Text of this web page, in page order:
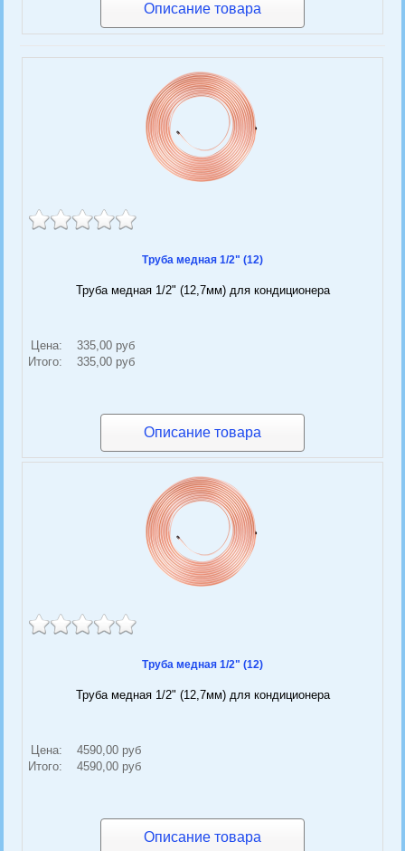
Описание товара
Труба медная 1/2" (12)
Труба медная 1/2" (12,7мм) для кондиционера
Цена:
335,00 руб
Итого:
335,00 руб
Описание товара
Труба медная 1/2" (12)
Труба медная 1/2" (12,7мм) для кондиционера
Цена:
4590,00 руб
Итого:
4590,00 руб
Описание товара